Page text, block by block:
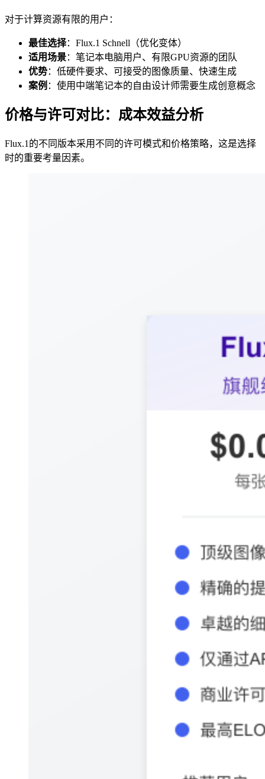
对于计算资源有限的用户：
最佳选择：Flux.1 Schnell（优化变体）
适用场景：笔记本电脑用户、有限GPU资源的团队
优势：低硬件要求、可接受的图像质量、快速生成
案例 ：使用中端笔记本的自由设计师需要生成创意概念
价格与许可对比：成本效益分析
Flux.1的不同版本采用不同的许可模式和价格策略，这是选择
时的重要考量因素。